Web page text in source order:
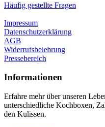
Häufig gestellte Fragen
Impressum
Datenschutzerklärung
AGB
Widerrufsbelehrung
Pressebereich
Informationen
Erfahre mehr über unseren
unterschiedliche Kochboxen,
den Kulissen.